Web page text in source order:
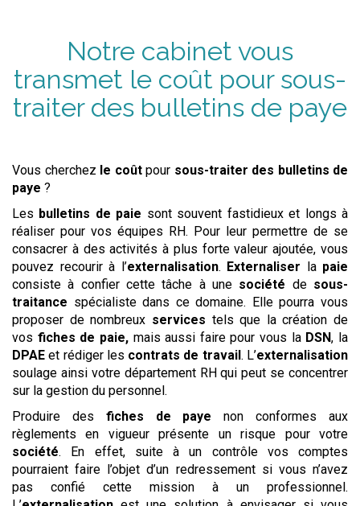
Notre cabinet vous
transmet le coût pour sous-
traiter des bulletins de paye
Vous cherchez le coût pour sous-traiter des bulletins de
paye ?
Les bulletins de paie sont souvent fastidieux et longs à
réaliser pour vos équipes RH. Pour leur permettre de se
consacrer à des activités à plus forte valeur ajoutée, vous
pouvez recourir à l’externalisation. Externaliser la paie
consiste à confier cette tâche à une société de sous-
traitance spécialiste dans ce domaine. Elle pourra vous
proposer de nombreux services tels que la création de
vos fiches de paie,mais aussi faire pour vous la DSN, la
DPAE et rédiger les contrats de travail. L’externalisation
soulage ainsi votre département RH qui peut se concentrer
sur la gestion du personnel.
Produire des fiches de paye non conformes aux
règlements en vigueur présente un risque pour votre
société. En effet, suite à un contrôle vos comptes
pourraient faire l’objet d’un redressement si vous n’avez
pas confié cette mission à un professionnel.